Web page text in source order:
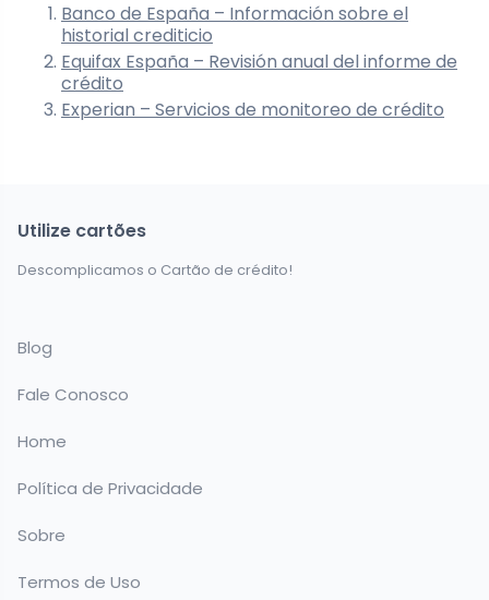
Banco de España – Información sobre el
historial crediticio
Equifax España – Revisión anual del informe de
crédito
Experian – Servicios de monitoreo de crédito
Utilize cartões
Descomplicamos o Cartão de crédito!
Blog
Fale Conosco
Home
Política de Privacidade
Sobre
Termos de Uso